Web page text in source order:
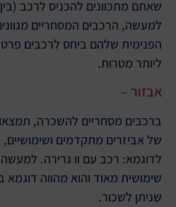
שאתם מתכוונים להכניס לרכב
למעשה, הרכבים המסחריים
הפנימית שלהם ביחס לרכבים
ליותר מטרות.
אבזור –
ברכבים מסחריים להשכרה,
של אביזרים מתקדמים
לדוגמא: רכב עם וו גרירה.
שימושית מאוד והוא מהווה
שניתן לשכור.